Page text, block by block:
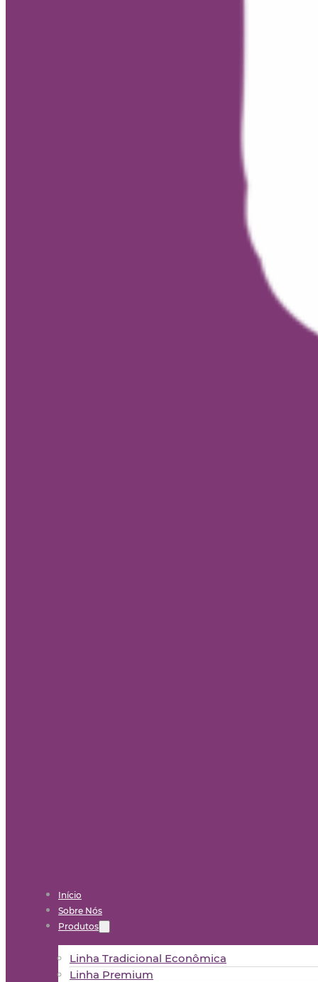
Início
Sobre Nós
Produtos
Linha Tradicional Econômica
Linha Premium